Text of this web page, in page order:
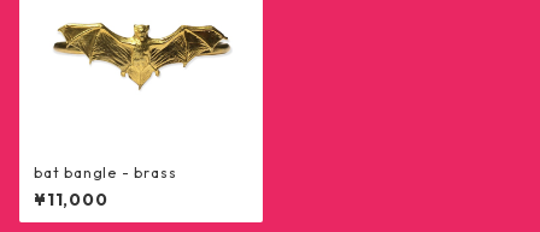
bat bangle - brass
¥11,000